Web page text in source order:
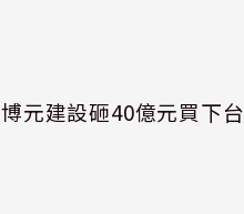
元建設砸40億元買下台